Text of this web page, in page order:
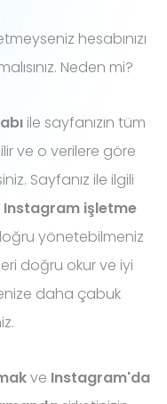
hesabınızı
Neden mi?
ile sayfanızın tüm
ve o verilere göre
Sayfanız ile ilgili
Instagram işletme
yönetebilmeniz
doğru okur ve iyi
daha çabuk
ve Instagram'da